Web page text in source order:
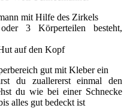
mit Hilfe des Zirkels
3 Körperteilen besteht,
auf den Kopf
gut mit Kleber ein
du zuallererst einmal den
du wie bei einer Schnecke
alles gut bedeckt ist